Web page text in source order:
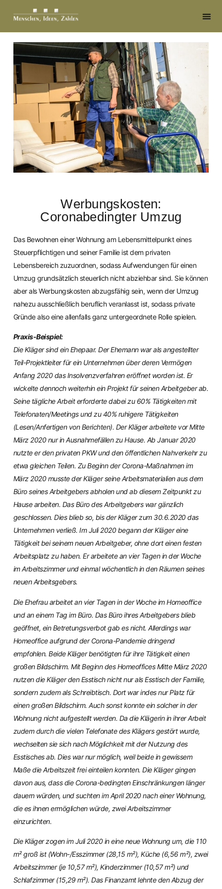
Werbungskosten:
Coronabedingter Umzug
Das Bewohnen einer Wohnung am Lebensmittelpunkt eines
Steuerpflichtigen und seiner Familie ist dem privaten
Lebensbereich zuzuordnen, sodass Aufwendungen für einen
Umzug grundsätzlich steuerlich nicht abziehbar sind. Sie können
aber als Werbungskosten abzugsfähig sein, wenn der Umzug
nahezu ausschließlich beruflich veranlasst ist, sodass private
Gründe also eine allenfalls ganz untergeordnete Rolle spielen.
Praxis-Beispiel:
Die Kläger sind ein Ehepaar. Der Ehemann war als angestellter
Teil-Projektleiter für ein Unternehmen über deren Vermögen
Anfang 2020 das Insolvenzverfahren eröffnet worden ist. Er
wickelte dennoch weiterhin ein Projekt für seinen Arbeitgeber ab.
Seine tägliche Arbeit erforderte dabei zu 60% Tätigkeiten mit
Telefonaten/Meetings und zu 40% ruhigere Tätigkeiten
(Lesen/Anfertigen von Berichten). Der Kläger arbeitete vor Mitte
März 2020 nur in Ausnahmefällen zu Hause. Ab Januar 2020
nutzte er den privaten PKW und den öffentlichen Nahverkehr zu
etwa gleichen Teilen. Zu Beginn der Corona-Maßnahmen im
März 2020 musste der Kläger seine Arbeitsmaterialien aus dem
Büro seines Arbeitgebers abholen und ab diesem Zeitpunkt zu
Hause arbeiten. Das Büro des Arbeitgebers war gänzlich
geschlossen. Dies blieb so, bis der Kläger zum 30.6.2020 das
Unternehmen verließ. Im Juli 2020 begann der Kläger eine
Tätigkeit bei seinem neuen Arbeitgeber, ohne dort einen festen
Arbeitsplatz zu haben. Er arbeitete an vier Tagen in der Woche
im Arbeitszimmer und einmal wöchentlich in den Räumen seines
neuen Arbeitsgebers.
Die Ehefrau arbeitet an vier Tagen in der Woche im Homeoffice
und an einem Tag im Büro. Das Büro ihres Arbeitgebers blieb
geöffnet, ein Betretungsverbot gab es nicht. Allerdings war
Homeoffice aufgrund der Corona-Pandemie dringend
empfohlen. Beide Kläger benötigten für ihre Tätigkeit einen
großen Bildschirm. Mit Beginn des Homeoffices Mitte März 2020
nutzen die Kläger den Esstisch nicht nur als Esstisch der Familie,
sondern zudem als Schreibtisch. Dort war indes nur Platz für
einen großen Bildschirm. Auch sonst konnte ein solcher in der
Wohnung nicht aufgestellt werden. Da die Klägerin in ihrer Arbeit
zudem durch die vielen Telefonate des Klägers gestört wurde,
wechselten sie sich nach Möglichkeit mit der Nutzung des
Esstisches ab. Dies war nur möglich, weil beide in gewissem
Maße die Arbeitszeit frei einteilen konnten. Die Kläger gingen
davon aus, dass die Corona-bedingten Einschränkungen länger
dauern würden, und suchten im April 2020 nach einer Wohnung,
die es ihnen ermöglichen würde, zwei Arbeitszimmer
einzurichten.
Die Kläger zogen im Juli 2020 in eine neue Wohnung um, die 110
m² groß ist (Wohn-/Esszimmer (28,15 m²), Küche (6,56 m²), zwei
Arbeitszimmer (je 10,57 m²), Kinderzimmer (10,57 m²) und
Schlafzimmer (15,29 m²). Das Finanzamt lehnte den Abzug der